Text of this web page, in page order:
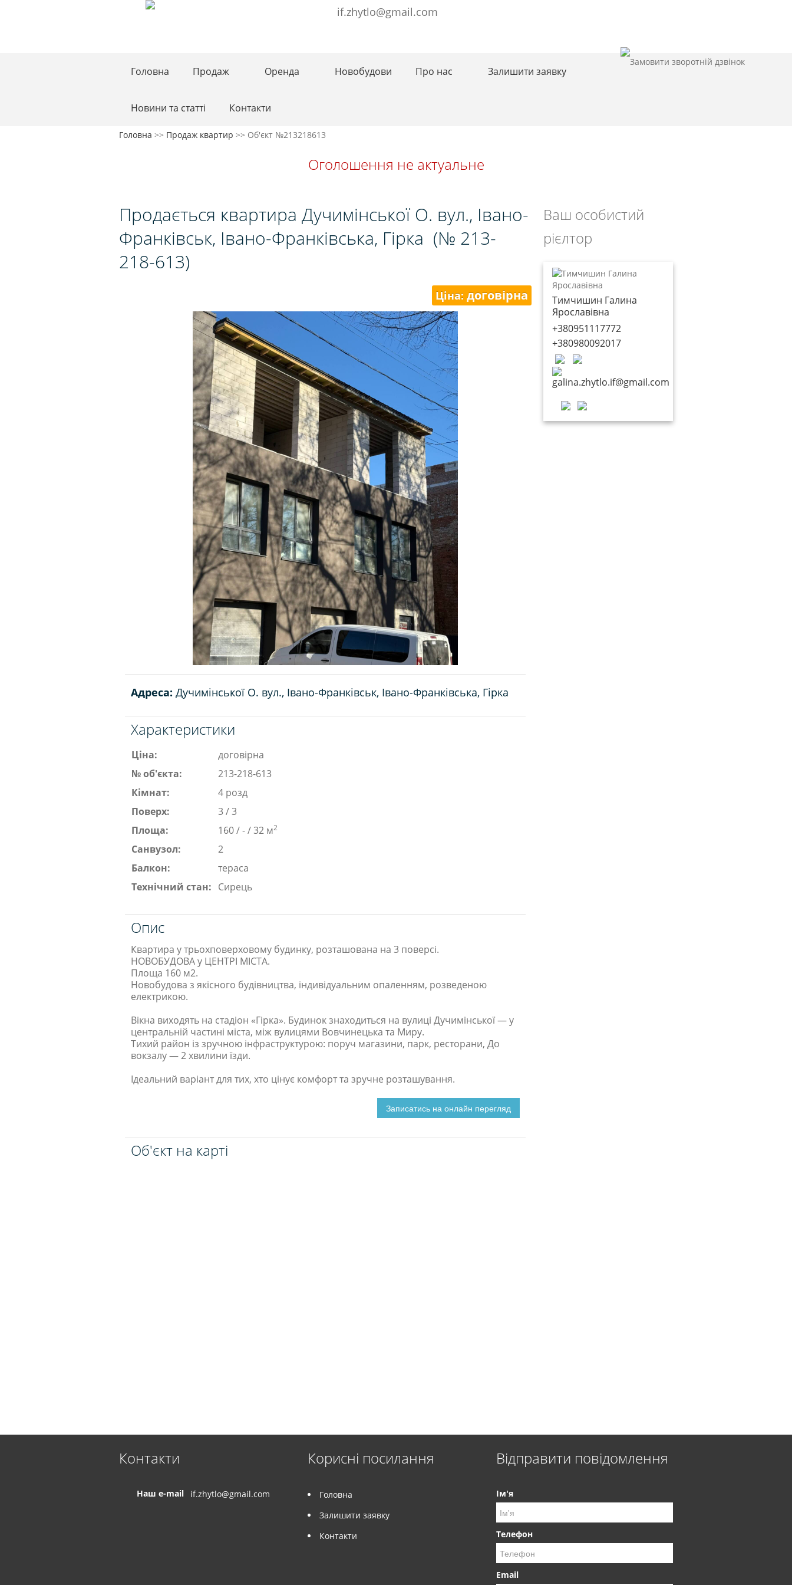
if.zhytlo@gmail.com
Головна Продаж Оренда Новобудови Про нас Залишити заявку
Новини та статті Контакти
Головна >> Продаж квартир >> Об'єкт №213218613
Оголошення не актуальне
Продається квартира Дучимінської О. вул., Івано-
Франківськ, Івано-Франківська, Гірка (№ 213-
218-613)
Ціна: договірна
Адреса: Дучимінської О. вул., Івано-Франківськ, Івано-Франківська, Гірка
Характеристики
Ціна:
договірна
№ об'єкта:
213-218-613
Кімнат:
4 розд
Поверх:
3 / 3
Площа:
160 / - / 32 м2
Санвузол:
2
Балкон:
тераса
Технічний стан: Сирець
Опис
Квартира у трьохповерховому будинку, розташована на 3 поверсі.
НОВОБУДОВА у ЦЕНТРІ МІСТА.
Площа 160 м2.
Новобудова з якісного будівництва, індивідуальним опаленням, розведеною
електрикою.
Вікна виходять на стадіон «Гірка». Будинок знаходиться на вулиці Дучимінської — у
центральній частині міста, між вулицями Вовчинецька та Миру.
Тихий район із зручною інфраструктурою: поруч магазини, парк, ресторани, До
вокзалу — 2 хвилини їзди.
Ідеальний варіант для тих, хто цінує комфорт та зручне розташування.
Об'єкт на карті
Ваш особистий
рієлтор
Тимчишин Галина
Ярославівна
+380951117772
+380980092017
galina.zhytlo.if@gmail.com
Контакти
Наш e-mail if.zhytlo@gmail.com
Корисні посилання
Головна
Залишити заявку
Контакти
Відправити повідомлення
Ім'я
Телефон
Email